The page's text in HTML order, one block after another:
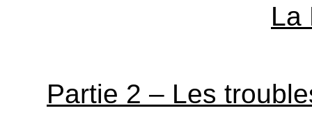
La
Partie 2 – Les